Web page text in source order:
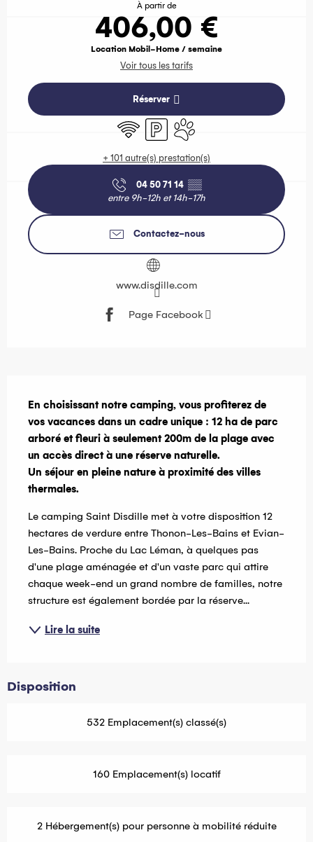
À partir de
406,00 €
Location Mobil-Home / semaine
Voir tous les tarifs
Réserver
WiFi ParkingAnimaux acceptés
+ 101 autre(s) prestation(s)
04 50 71 14 ▒▒
entre 9h-12h et 14h-17h
Contactez-nous
www.disdille.com
Page Facebook
En choisissant notre camping, vous profiterez de
vos vacances dans un cadre unique : 12 ha de parc
arboré et fleuri à seulement 200m de la plage avec
un accès direct à une réserve naturelle.
Un séjour en pleine nature à proximité des villes
thermales.
Le camping Saint Disdille met à votre disposition 12
hectares de verdure entre Thonon-Les-Bains et Evian-
Les-Bains. Proche du Lac Léman, à quelques pas
d'une plage aménagée et d'un vaste parc qui attire
chaque week-end un grand nombre de familles, notre
structure est également bordée par la réserve...
Lire la suite
Disposition
532 Emplacement(s) classé(s)
160 Emplacement(s) locatif
2 Hébergement(s) pour personne à mobilité réduite